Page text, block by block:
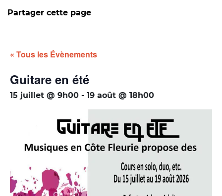
Partager cette page
« Tous les Évènements
Guitare en été
15 juillet @ 9h00 - 19 août @ 18h00